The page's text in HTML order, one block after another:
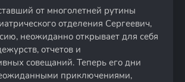
от многолетней рутины
отделения Сергеевич,
неожиданно открывает для себя
отчетов и
совещаний. Теперь его дни
приключениями,